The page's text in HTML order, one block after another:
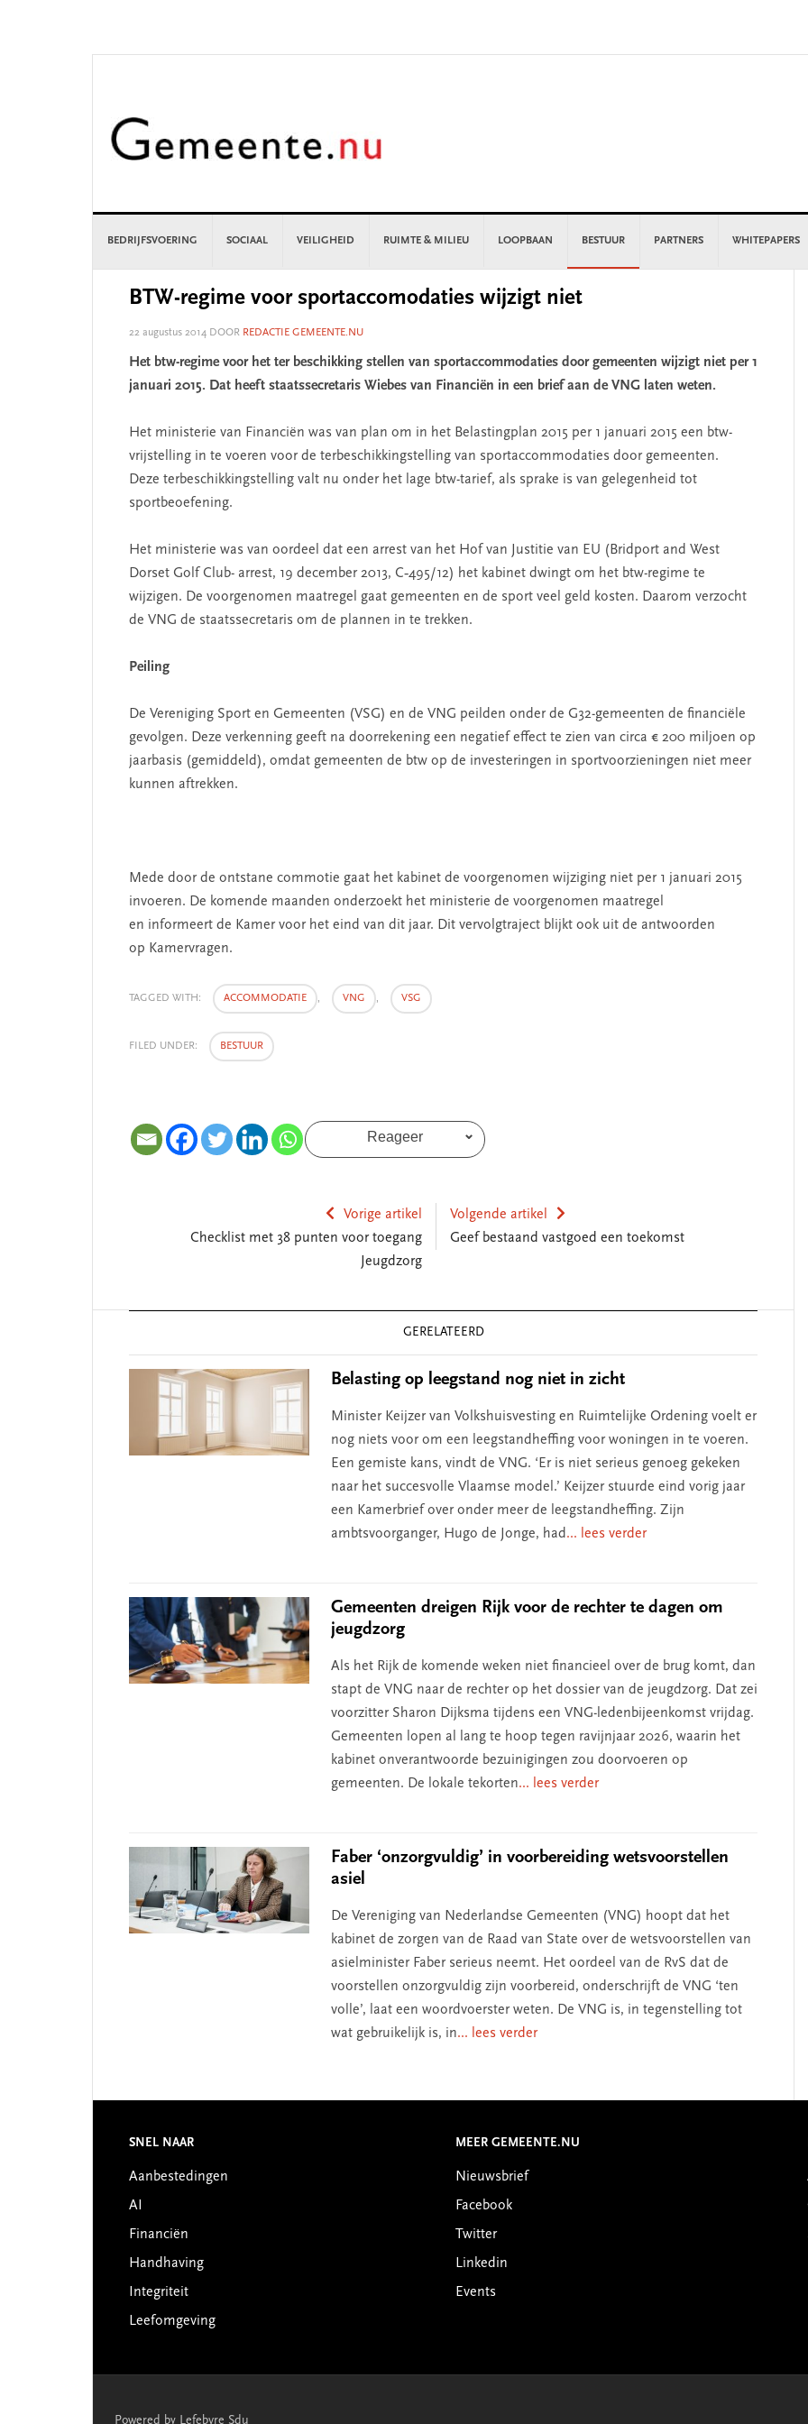
BEDRIJFSVOERING SOCIAAL VEILIGHEID RUIMTE & MILIEU LOOPBAAN BESTUUR PARTNERS WHITEPAPERS
BTW-regime voor sportaccomodaties wijzigt niet
22 augustus 2014 DOOR REDACTIE GEMEENTE.NU
Het btw-regime voor het ter beschikking stellen van sportaccommodaties door gemeenten wijzigt niet per 1
januari 2015. Dat heeft staatssecretaris Wiebes van Financiën in een brief aan de VNG laten weten.
Het ministerie van Financiën was van plan om in het Belastingplan 2015 per 1 januari 2015 een btw-
vrijstelling in te voeren voor de terbeschikkingstelling van sportaccommodaties door gemeenten.
Deze terbeschikkingstelling valt nu onder het lage btw-tarief, als sprake is van gelegenheid tot
sportbeoefening.
Het ministerie was van oordeel dat een arrest van het Hof van Justitie van EU (Bridport and West
Dorset Golf Club- arrest, 19 december 2013, C‑495/12) het kabinet dwingt om het btw-regime te
wijzigen. De voorgenomen maatregel gaat gemeenten en de sport veel geld kosten. Daarom verzocht
de VNG de staatssecretaris om de plannen in te trekken.
Peiling
De Vereniging Sport en Gemeenten (VSG) en de VNG peilden onder de G32-gemeenten de financiële
gevolgen. Deze verkenning geeft na doorrekening een negatief effect te zien van circa € 200 miljoen op
jaarbasis (gemiddeld), omdat gemeenten de btw op de investeringen in sportvoorzieningen niet meer
kunnen aftrekken.
Mede door de ontstane commotie gaat het kabinet de voorgenomen wijziging niet per 1 januari 2015
invoeren. De komende maanden onderzoekt het ministerie de voorgenomen maatregel
en informeert de Kamer voor het eind van dit jaar. Dit vervolgtraject blijkt ook uit de antwoorden
op Kamervragen.
TAGGED WITH: ACCOMMODATIE , VNG , VSG
FILED UNDER: BESTUUR
Reageer
Vorige artikel
Checklist met 38 punten voor toegang
Jeugdzorg
Volgende artikel
Geef bestaand vastgoed een toekomst
GERELATEERD
Belasting op leegstand nog niet in zicht
Minister Keijzer van Volkshuisvesting en Ruimtelijke Ordening voelt er
nog niets voor om een leegstandheffing voor woningen in te voeren.
Een gemiste kans, vindt de VNG. ‘Er is niet serieus genoeg gekeken
naar het succesvolle Vlaamse model.’ Keijzer stuurde eind vorig jaar
een Kamerbrief over onder meer de leegstandheffing. Zijn
ambtsvoorganger, Hugo de Jonge, had ... lees verder
Gemeenten dreigen Rijk voor de rechter te dagen om
jeugdzorg
Als het Rijk de komende weken niet financieel over de brug komt, dan
stapt de VNG naar de rechter op het dossier van de jeugdzorg. Dat zei
voorzitter Sharon Dijksma tijdens een VNG-ledenbijeenkomst vrijdag.
Gemeenten lopen al lang te hoop tegen ravijnjaar 2026, waarin het
kabinet onverantwoorde bezuinigingen zou doorvoeren op
gemeenten. De lokale tekorten... lees verder
Faber ‘onzorgvuldig’ in voorbereiding wetsvoorstellen
asiel
De Vereniging van Nederlandse Gemeenten (VNG) hoopt dat het
kabinet de zorgen van de Raad van State over de wetsvoorstellen van
asielminister Faber serieus neemt. Het oordeel van de RvS dat de
voorstellen onzorgvuldig zijn voorbereid, onderschrijft de VNG ‘ten
volle’, laat een woordvoerster weten. De VNG is, in tegenstelling tot
wat gebruikelijk is, in... lees verder
De missie van Segment
‘Persoonlijk leiderschap
begint bij zelfkennis’
‘Met een integrale
helpen’
Footer
SNEL NAAR
Aanbestedingen
AI
Financiën
Handhaving
Integriteit
Leefomgeving
MEER GEMEENTE.NU
Nieuwsbrief
Facebook
Twitter
Linkedin
Events
Powered by Lefebvre Sdu